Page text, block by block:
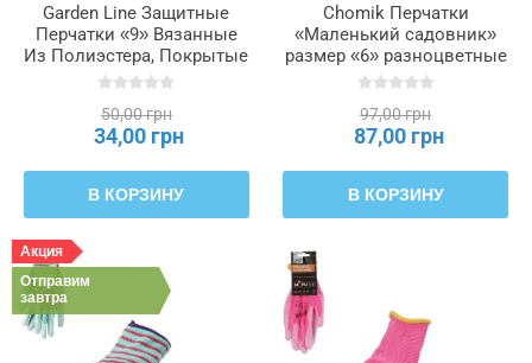
Garden Line Защитные
Перчатки «9» Вязанные
Из Полиэстера, Покрытые
Полиуретаном, упаковка
50,00 грн
34,00 грн
В КОРЗИНУ
Chomik Перчатки
«Маленький садовник»
размер «6» разноцветные
упаковка = 12 пар,
97,00 грн
87,00 грн
В КОРЗИНУ
Акция
Отправим
завтра